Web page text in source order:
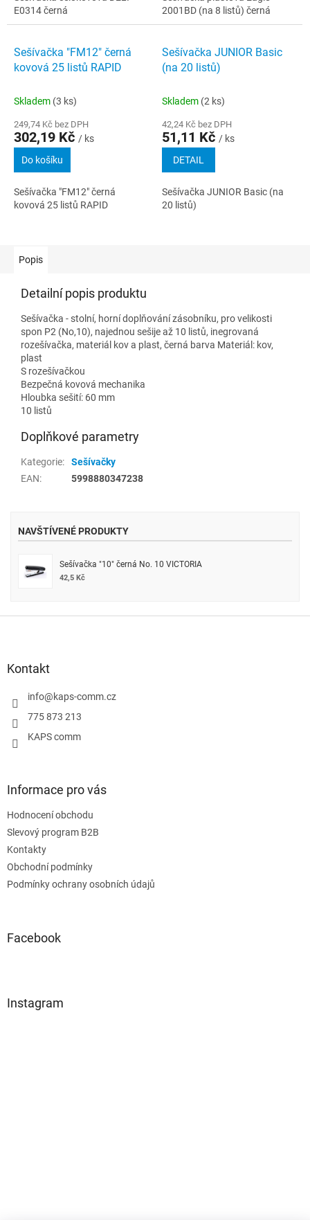
E0314 černá
2001BD (na 8 listů) černá
Sešívačka "FM12" černá
kovová 25 listů RAPID
Skladem (3 ks)
249,74 Kč bez DPH
302,19 Kč / ks
Do košíku
Sešívačka "FM12" černá
kovová 25 listů RAPID
Sešívačka JUNIOR Basic
(na 20 listů)
Skladem (2 ks)
42,24 Kč bez DPH
51,11 Kč / ks
DETAIL
Sešívačka JUNIOR Basic (na
20 listů)
Popis
Detailní popis produktu
Sešívačka - stolní, horní doplňování zásobníku, pro velikosti
spon P2 (No,10), najednou sešije až 10 listů, inegrovaná
rozešívačka, materiál kov a plast, černá barva Materiál: kov,
plast
S rozešívačkou
Bezpečná kovová mechanika
Hloubka sešití: 60 mm
10 listů
Doplňkové parametry
Kategorie:
Sešívačky
EAN: 5998880347238
NAVŠTÍVENÉ PRODUKTY
Sešívačka "10" černá No. 10 VICTORIA
42,5 Kč
Kontakt
info@kaps-comm.cz
775 873 213
KAPS comm
Informace pro vás
Hodnocení obchodu
Slevový program B2B
Kontakty
Obchodní podmínky
Podmínky ochrany osobních údajů
Facebook
Instagram